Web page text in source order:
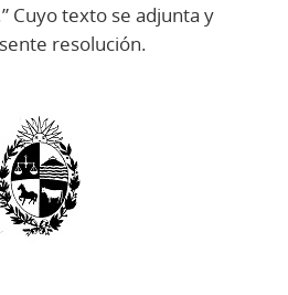
Cuyo texto se adjunta y
resolución.